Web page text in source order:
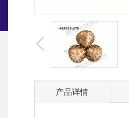
产品详情